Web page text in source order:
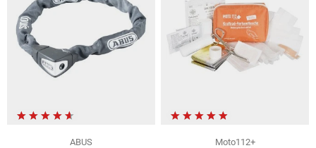
ABUS
Moto112+